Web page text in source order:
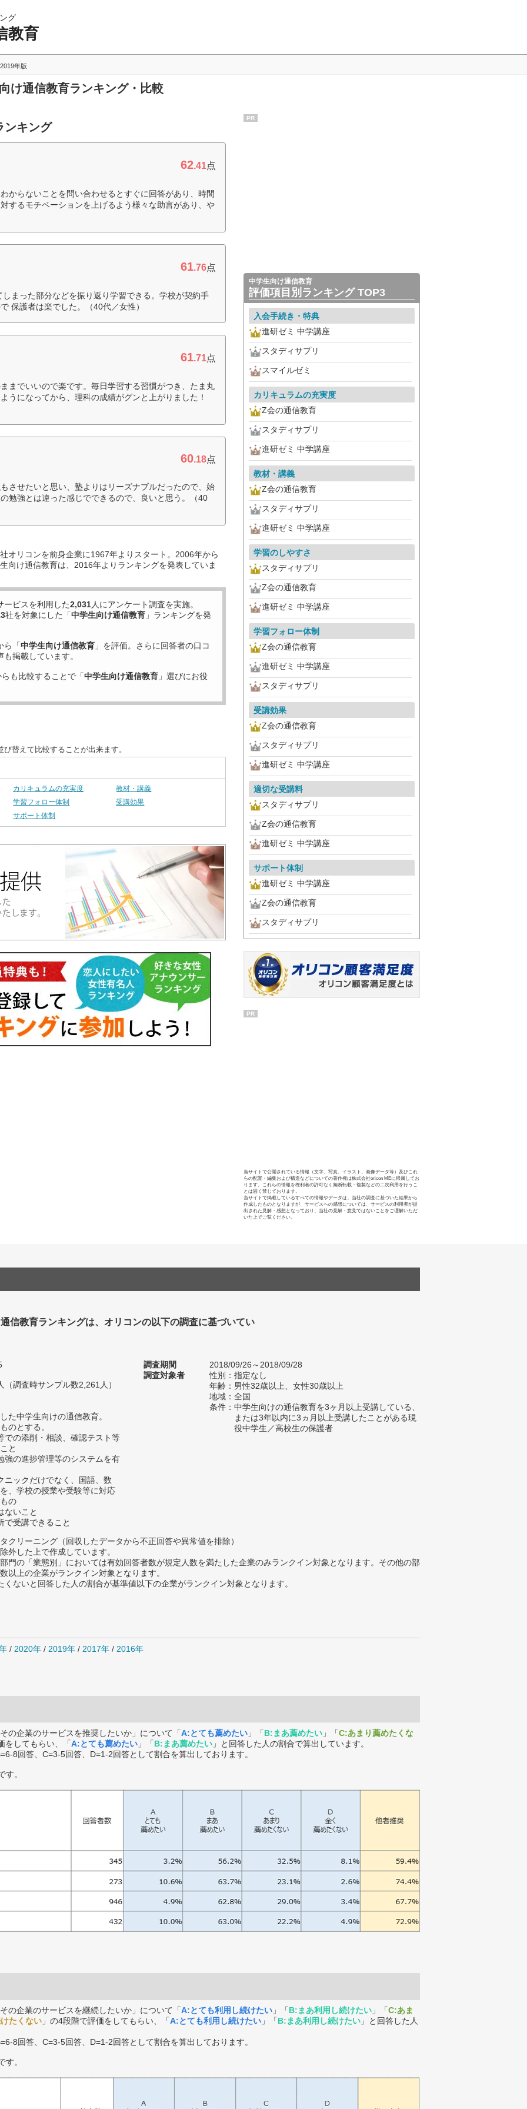
グ
教育
2019年版
け通信教育ランキング・比較
ンキング
62.41点
からないことを問い合わせるとすぐに回答があり、時間
するモチベーションを上げるよう様々な助言があり、や
61.76点
まった部分などを振り返り学習できる。学校が契約手
保護者は楽でした。（40代／女性）
61.71点
までいいので楽です。毎日学習する習慣がつき、たま丸
うになってから、理科の成績がグンと上がりました！
60.18点
させたいと思い、塾よりはリーズナブルだったので、始
勉強とは違った感じでできるので、良いと思う。（40
オリコンを前身企業に1967年よりスタート。2006年から
向け通信教育は、2016年よりランキングを発表していま
ービスを利用した2,031人にアンケート調査を実施。
社を対象にした「中学生向け通信教育 」ランキングを発
ら「中学生向け通信教育 」を評価。さらに回答者の口コ
掲載しています。
も比較することで「中学生向け通信教育 」選びにお役
替えて比較することが出来ます。
カリキュラムの充実度
教材・講義
学習フォロー体制
受講効果
サポート体制
PR
中学生向け通信教育
評価項目別ランキング TOP3
入会手続き・特典
進研ゼミ 中学講座
スタディサプリ
スマイルゼミ
カリキュラムの充実度
Z会の通信教育
スタディサプリ
進研ゼミ 中学講座
教材・講義
Z会の通信教育
スタディサプリ
進研ゼミ 中学講座
学習のしやすさ
スタディサプリ
Z会の通信教育
進研ゼミ 中学講座
学習フォロー体制
Z会の通信教育
進研ゼミ 中学講座
スタディサプリ
受講効果
Z会の通信教育
スタディサプリ
進研ゼミ 中学講座
適切な受講料
スタディサプリ
Z会の通信教育
進研ゼミ 中学講座
サポート体制
進研ゼミ 中学講座
Z会の通信教育
スタディサプリ
PR
当サイトで公開されている情報（文字、写真、イラスト、画像データ等）及びこれ
らの配置・編集および構造などについての著作権は株式会社oricon MEに帰属してお
ります。これらの情報を権利者の許可なく無断転載・複製などの二次利用を行うこ
とは固く禁じております。
当サイトで掲載しているすべての情報やデータは、当社の調査に基づいた結果から
作成したものとなりますが、サービスへの感想については、サービスの利用者が提
出された見解・感想となっており、当社の見解・意見ではないことをご理解いただ
いた上でご覧ください。
信教育ランキングは、オリコンの以下の調査に基づいてい
（調査時サンプル数2,261人）
た中学生向けの通信教育。
のとする。
での添削・相談、確認テスト等
と
強の進捗管理等のシステムを有
ニックだけでなく、国語、数
、学校の授業や受験等に対応
の
ないこと
で受講できること
調査期間
2018/09/26～2018/09/28
調査対象者
性別：指定なし
年齢：男性32歳以上、女性30歳以上
地域：全国
条件：中学生向けの通信教育を3ヶ月以上受講している、
または3年以内に3ヵ月以上受講したことがある現
役中学生／高校生の保護者
リーニング（回収したデータから不正回答や異常値を排除）
した上で作成しています。
門の「業態別」においては有効回答者数が規定人数を満たした企業のみランクイン対象となります。その他の部
以上の企業がランクイン対象となります。
ないと回答した人の割合が基準値以下の企業がランクイン対象となります。
/ 2020年 / 2019年 / 2017年 / 2016年
の企業のサービスを推奨したいか」について「A:とても薦めたい 」「B:まあ薦めたい 」「C:あまり薦めたくな
をしてもらい、「A:とても薦めたい 」「B:まあ薦めたい 」と回答した人の割合で算出しています。
8回答、C=3-5回答、D=1-2回答として割合を算出しております。
。
の企業のサービスを継続したいか」について「A:とても利用し続けたい 」「B:まあ利用し続けたい 」「C:あま
たくない 」の4段階で評価をしてもらい、「A:とても利用し続けたい 」「B:まあ利用し続けたい 」と回答した人
8回答、C=3-5回答、D=1-2回答として割合を算出しております。
。